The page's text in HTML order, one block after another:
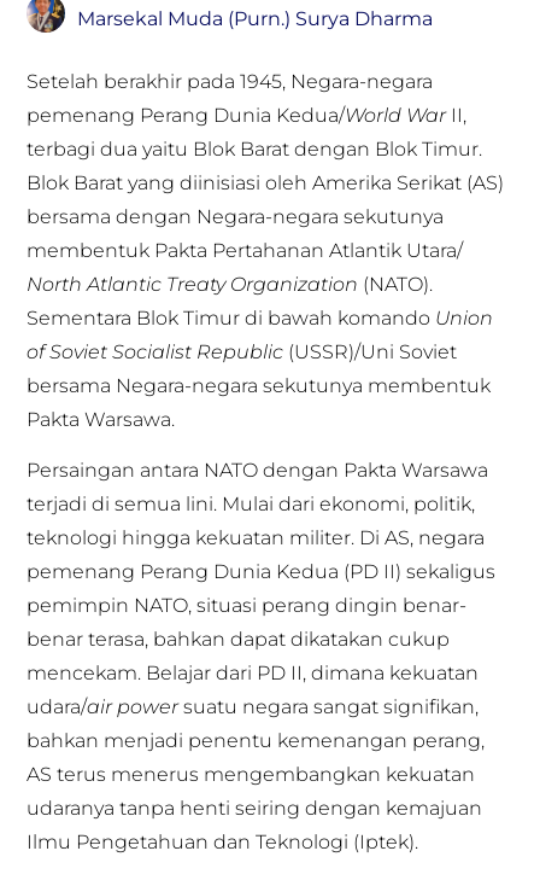
Marsekal Muda (Purn.) Surya Dharma
Setelah berakhir pada 1945, Negara-negara
pemenang Perang Dunia Kedua/World War II,
terbagi dua yaitu Blok Barat dengan Blok Timur.
Blok Barat yang diinisiasi oleh Amerika Serikat (AS)
bersama dengan Negara-negara sekutunya
membentuk Pakta Pertahanan Atlantik Utara/
North Atlantic Treaty Organization (NATO).
Sementara Blok Timur di bawah komando Union
of Soviet Socialist Republic (USSR)/Uni Soviet
bersama Negara-negara sekutunya membentuk
Pakta Warsawa.
Persaingan antara NATO dengan Pakta Warsawa
terjadi di semua lini. Mulai dari ekonomi, politik,
teknologi hingga kekuatan militer. Di AS, negara
pemenang Perang Dunia Kedua (PD II) sekaligus
pemimpin NATO, situasi perang dingin benar-
benar terasa, bahkan dapat dikatakan cukup
mencekam. Belajar dari PD II, dimana kekuatan
udara/air powersuatu negara sangat signifikan,
bahkan menjadi penentu kemenangan perang,
AS terus menerus mengembangkan kekuatan
udaranya tanpa henti seiring dengan kemajuan
Ilmu Pengetahuan dan Teknologi (Iptek).